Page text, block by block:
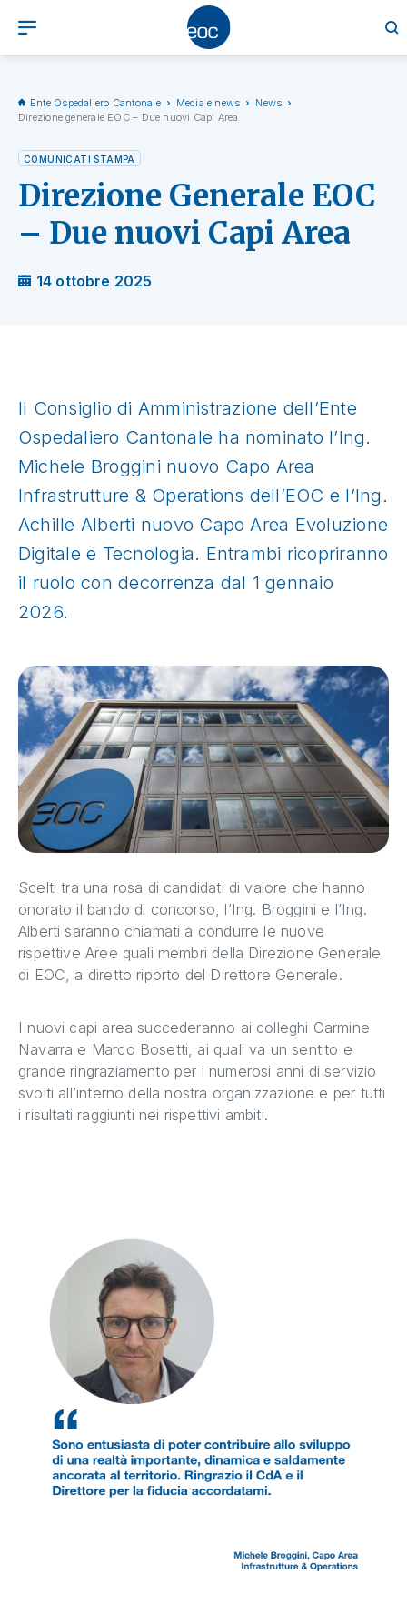
Ente Ospedaliero Cantonale Media e news
News
Direzione generale EOC – Due nuovi Capi Area
COMUNICATI STAMPA
Direzione Generale EOC
– Due nuovi Capi Area
14 ottobre 2025
Il Consiglio di Amministrazione dell’Ente
Ospedaliero Cantonale ha nominato l’Ing.
Michele Broggini nuovo Capo Area
Infrastrutture & Operations dell’EOC e l’Ing.
Achille Alberti nuovo Capo Area Evoluzione
Digitale e Tecnologia. Entrambi ricopriranno
il ruolo con decorrenza dal 1 gennaio
2026.
Scelti tra una rosa di candidati di valore che hanno
onorato il bando di concorso, l’Ing. Broggini e l’Ing.
Alberti saranno chiamati a condurre le nuove
rispettive Aree quali membri della Direzione Generale
di EOC, a diretto riporto del Direttore Generale.
I nuovi capi area succederanno ai colleghi Carmine
Navarra e Marco Bosetti, ai quali va un sentito e
grande ringraziamento per i numerosi anni di servizio
svolti all’interno della nostra organizzazione e per tutti
i risultati raggiunti nei rispettivi ambiti.